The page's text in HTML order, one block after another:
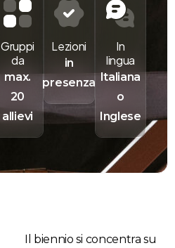
Gruppi
da
max.
20
allievi
Lezioni
in
presenza
In
lingua
Italiana
o
Inglese
Il biennio si concentra su